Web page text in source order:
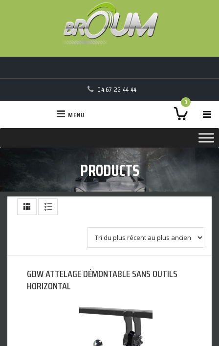
04 67 22 44 44
0
MENU
PRODUCTS
GDW ATTELAGE DÉMONTABLE SANS OUTILS
HORIZONTAL